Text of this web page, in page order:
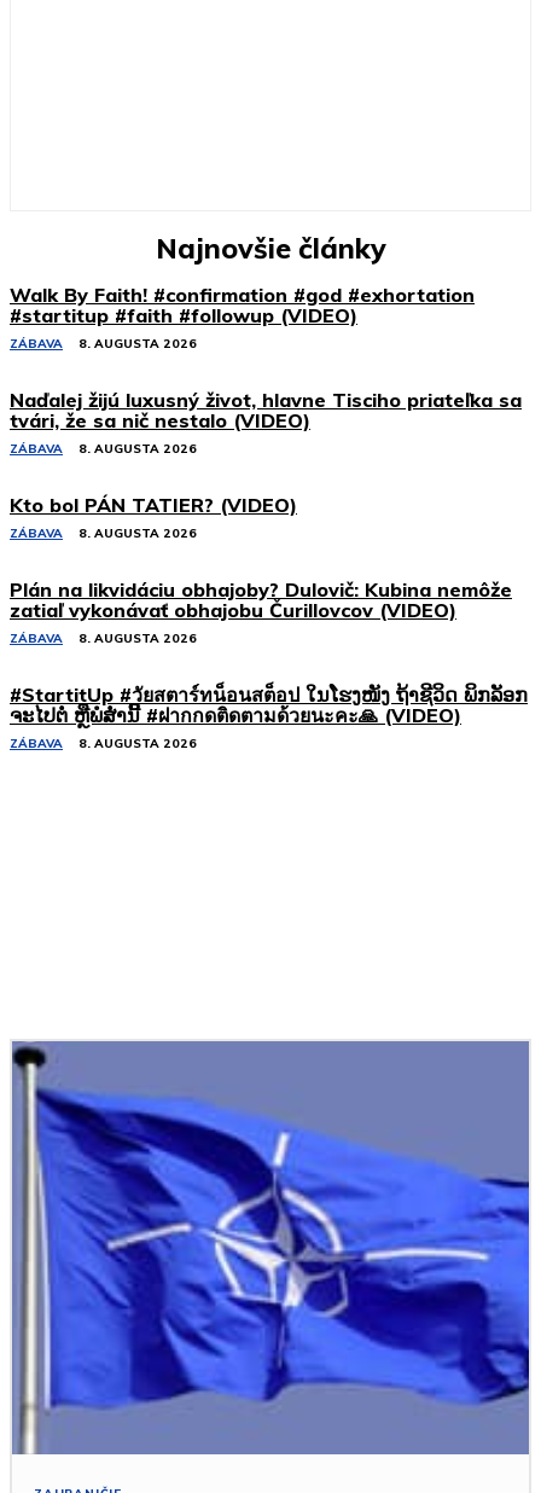
Najnovšie články
Walk By Faith! #confirmation #god #exhortation
#startitup #faith #followup (VIDEO)
ZÁBAVA 8. AUGUSTA 2026
Naďalej žijú luxusný život, hlavne Tisciho priateľka sa
tvári, že sa nič nestalo (VIDEO)
ZÁBAVA 8. AUGUSTA 2026
Kto bol PÁN TATIER? (VIDEO)
ZÁBAVA 8. AUGUSTA 2026
Plán na likvidáciu obhajoby? Dulovič: Kubina nemôže
zatiaľ vykonávať obhajobu Čurillovcov (VIDEO)
ZÁBAVA 8. AUGUSTA 2026
#StartitUp #วัยสตาร์ทน็อนสต็อป ໃນໂຮງໜັງ ຖ້າຊີວິດ ພິກລັອກ
ຈະໄປຕໍ່ ຫຼືພໍສໍ່ານີ້ #ฝากกดติดตามด้วยนะคะ🙏 (VIDEO)
ZÁBAVA 8. AUGUSTA 2026